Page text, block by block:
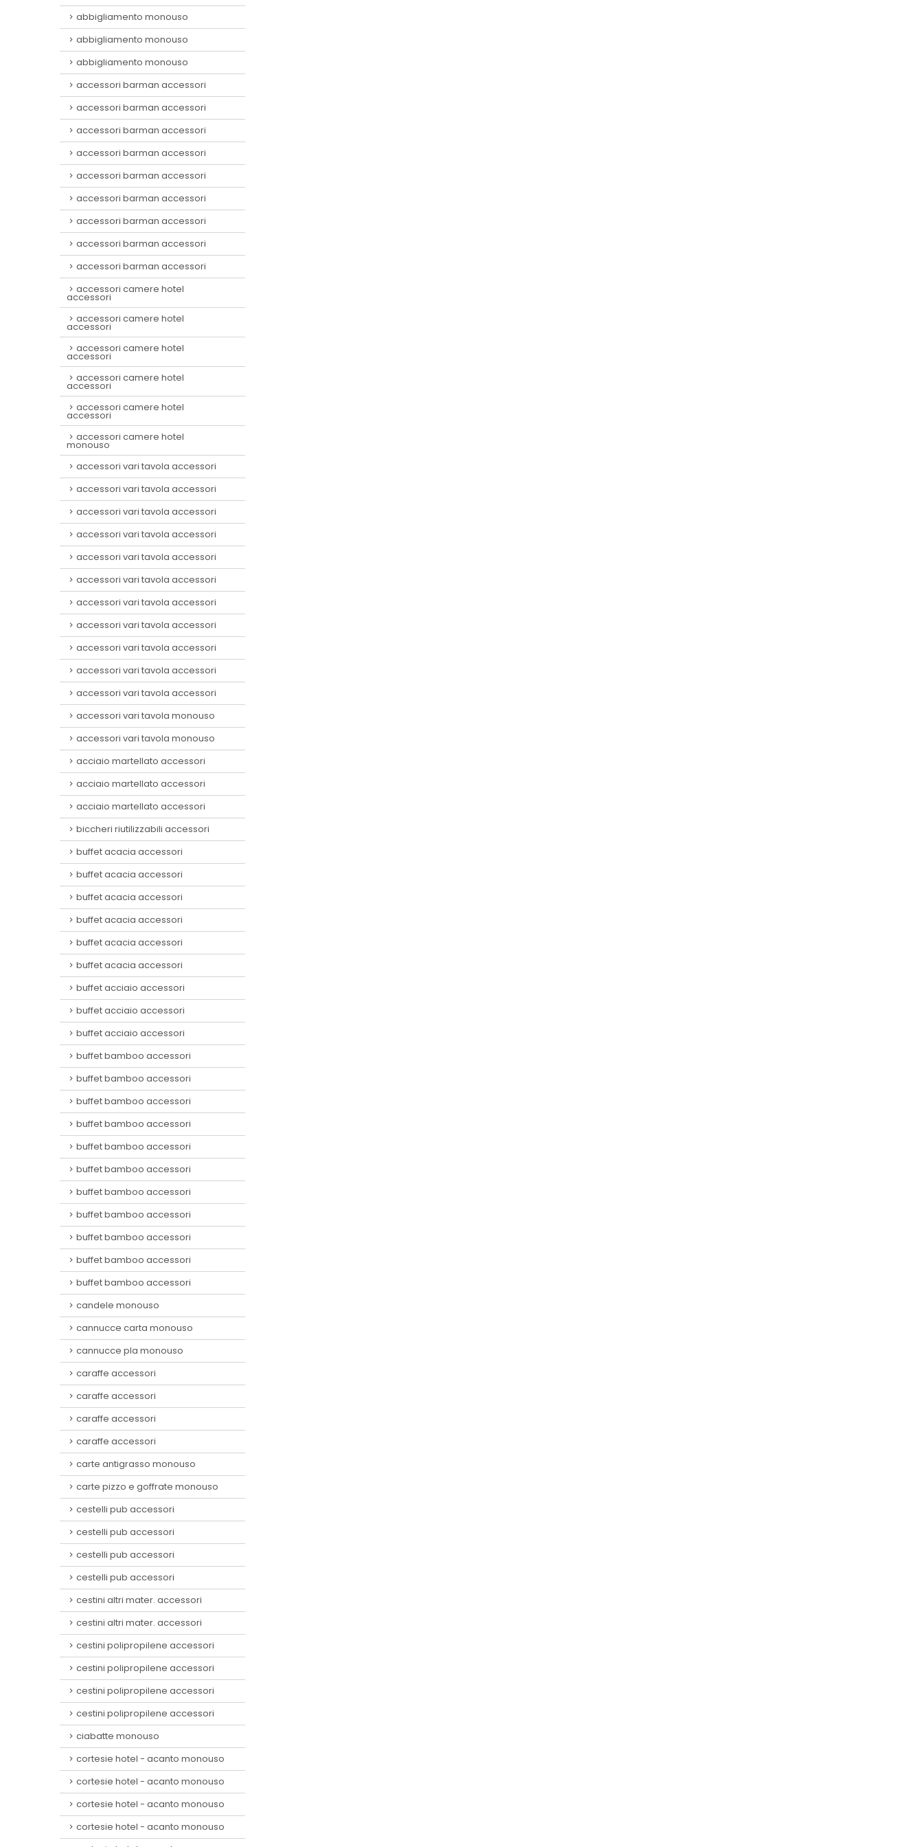
abbigliamento monouso
abbigliamento monouso
abbigliamento monouso
accessori barman accessori
accessori barman accessori
accessori barman accessori
accessori barman accessori
accessori barman accessori
accessori barman accessori
accessori barman accessori
accessori barman accessori
accessori barman accessori
accessori camere hotel
accessori
accessori camere hotel
accessori
accessori camere hotel
accessori
accessori camere hotel
accessori
accessori camere hotel
accessori
accessori camere hotel
monouso
accessori vari tavola accessori
accessori vari tavola accessori
accessori vari tavola accessori
accessori vari tavola accessori
accessori vari tavola accessori
accessori vari tavola accessori
accessori vari tavola accessori
accessori vari tavola accessori
accessori vari tavola accessori
accessori vari tavola accessori
accessori vari tavola accessori
accessori vari tavola monouso
accessori vari tavola monouso
acciaio martellato accessori
acciaio martellato accessori
acciaio martellato accessori
biccheri riutilizzabili accessori
buffet acacia accessori
buffet acacia accessori
buffet acacia accessori
buffet acacia accessori
buffet acacia accessori
buffet acacia accessori
buffet acciaio accessori
buffet acciaio accessori
buffet acciaio accessori
buffet bamboo accessori
buffet bamboo accessori
buffet bamboo accessori
buffet bamboo accessori
buffet bamboo accessori
buffet bamboo accessori
buffet bamboo accessori
buffet bamboo accessori
buffet bamboo accessori
buffet bamboo accessori
buffet bamboo accessori
candele monouso
cannucce carta monouso
cannucce pla monouso
caraffe accessori
caraffe accessori
caraffe accessori
caraffe accessori
carte antigrasso monouso
carte pizzo e goffrate monouso
cestelli pub accessori
cestelli pub accessori
cestelli pub accessori
cestelli pub accessori
cestini altri mater. accessori
cestini altri mater. accessori
cestini polipropilene accessori
cestini polipropilene accessori
cestini polipropilene accessori
cestini polipropilene accessori
ciabatte monouso
cortesie hotel - acanto monouso
cortesie hotel - acanto monouso
cortesie hotel - acanto monouso
cortesie hotel - acanto monouso